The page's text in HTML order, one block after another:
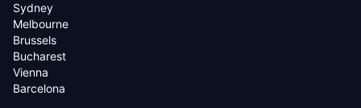
Sydney
Melbourne
Brussels
Bucharest
Vienna
Barcelona